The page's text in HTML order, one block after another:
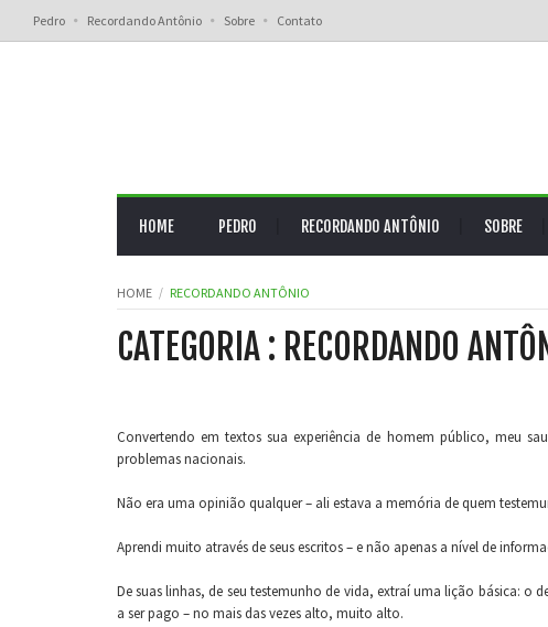
Pedro Recordando Antônio Sobre Contato
HOME PEDRO RECORDANDO ANTÔNIO SOBRE
HOME RECORDANDO ANTÔNIO
CATEGORIA : RECORDANDO
Convertendo em textos sua experiência de homem público, meu
problemas nacionais.
Não era uma opinião qualquer – ali estava a memória de quem
Aprendi muito através de seus escritos – e não apenas a nível de
De suas linhas, de seu testemunho de vida, extraí uma lição básica: o
a ser pago – no mais das vezes alto, muito alto.